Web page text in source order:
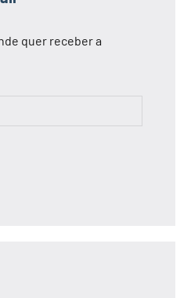
quer receber a